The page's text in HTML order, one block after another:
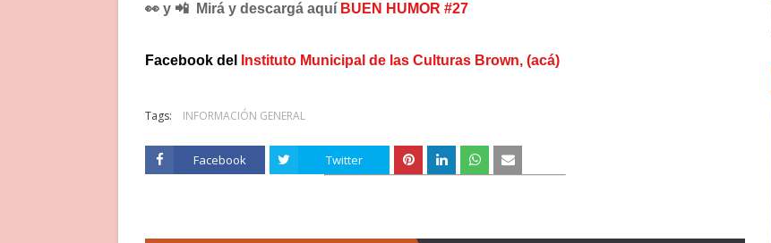
👀 y 📲 Mirá y descargá aquí BUEN HUMOR #27
Facebook del Instituto Municipal de las Culturas Brown, (acá)
Tags: INFORMACIÓN GENERAL
Facebook Twitter